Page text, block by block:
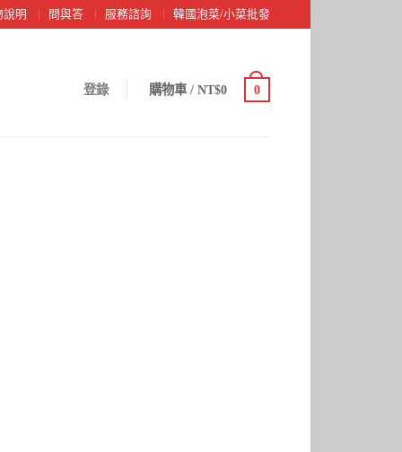
說明 問與答 服務諮詢 韓國泡菜/小菜批發
登錄 購物車 / NT$0 0